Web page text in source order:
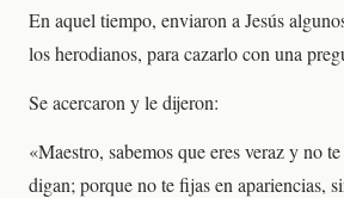
En aquel tiempo, enviaron a Jesús
los herodianos, para cazarlo con una
Se acercaron y le dijeron:
«Maestro, sabemos que eres veraz y no
digan; porque no te fijas en apariencias,